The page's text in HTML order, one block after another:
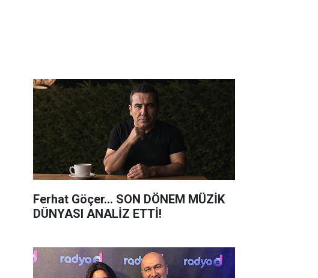
Ferhat Göçer... SON DÖNEM MÜZİK
DÜNYASI ANALİZ ETTİ!